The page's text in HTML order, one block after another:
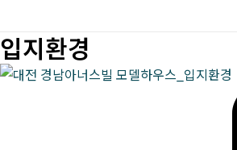
입지환경